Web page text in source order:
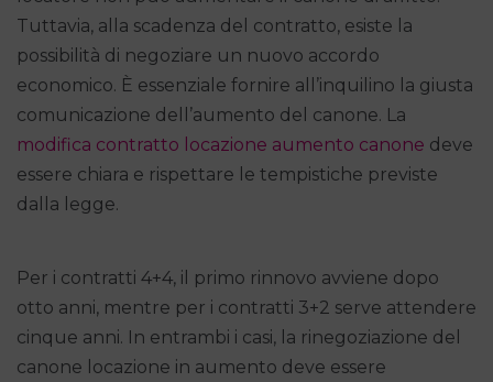
Tuttavia, alla scadenza del contratto, esiste la
possibilità di negoziare un nuovo accordo
economico. È essenziale fornire all’inquilino la giusta
comunicazione dell’aumento del canone. La
modifica contratto locazione aumento canone deve
essere chiara e rispettare le tempistiche previste
dalla legge.
Per i contratti 4+4, il primo rinnovo avviene dopo
otto anni, mentre per i contratti 3+2 serve attendere
cinque anni. In entrambi i casi, la rinegoziazione del
canone locazione in aumento deve essere